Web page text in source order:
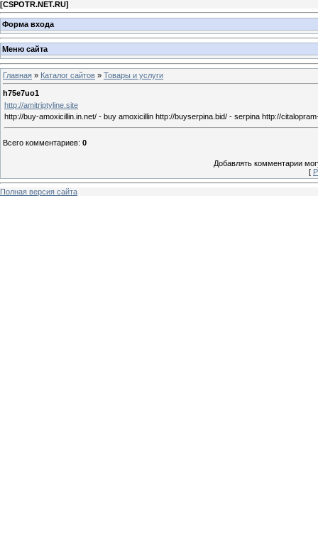
[CSPOTR.NET.RU]
Форма входа
Меню сайта
Главная » Каталог сайтов » Товары и услуги
h75e7uo1
http://amitriptyline.site
http://buy-amoxicillin.in.net/ - buy amoxicillin http://buyserpina.bid/ - serpina http://
Всего комментариев: 0
Добавлять комментарии
[
Полная версия сайта